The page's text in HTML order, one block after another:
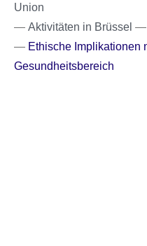
Union
Aktivitäten in Brüssel
Ethische Implikationen
Gesundheitsbereich